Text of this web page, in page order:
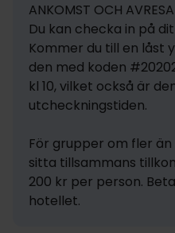
ANKOMST OCH AVRESA
Du kan checka in på
Kommer du till en låst
den med koden
kl 10, vilket också är
utcheckningstiden.
För grupper om fler
sitta tillsammans
200 kr per person.
hotellet.